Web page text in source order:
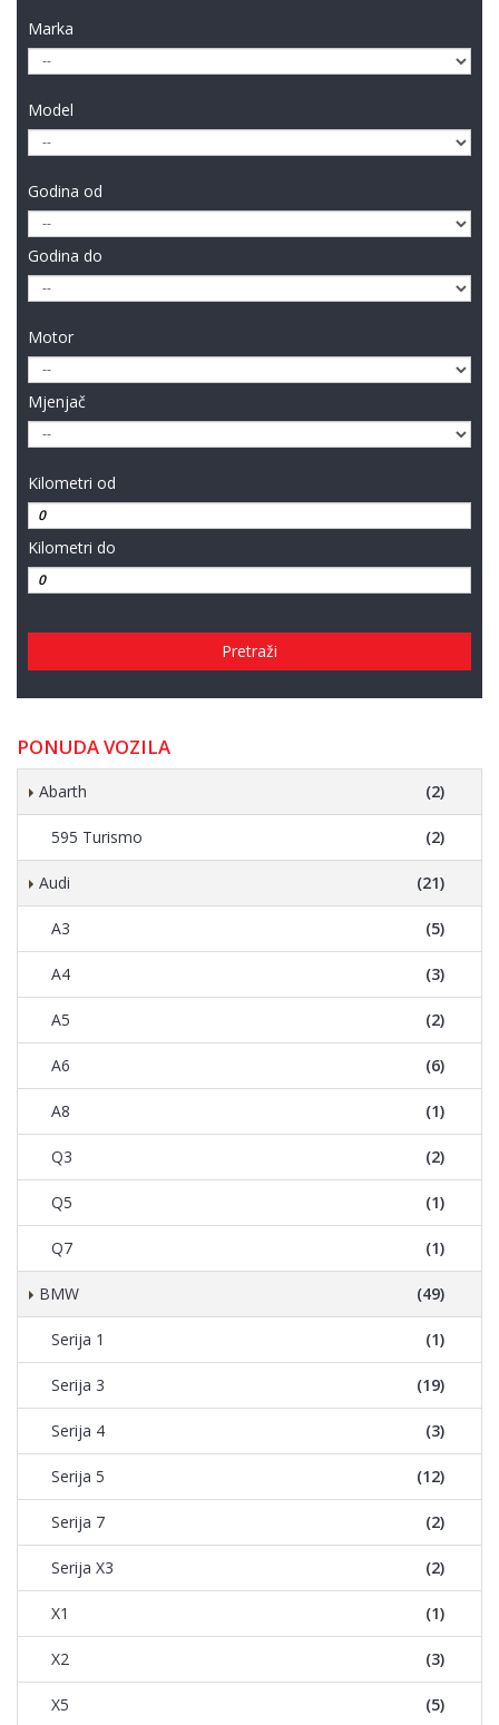
Marka
Model
Godina od
Godina do
Motor
Mjenjač
Kilometri od
Kilometri do
Pretraži
PONUDA VOZILA
Abarth (2)
595 Turismo (2)
Audi (21)
A3 (5)
A4 (3)
A5 (2)
A6 (6)
A8 (1)
Q3 (2)
Q5 (1)
Q7 (1)
BMW (49)
Serija 1 (1)
Serija 3 (19)
Serija 4 (3)
Serija 5 (12)
Serija 7 (2)
Serija X3 (2)
X1 (1)
X2 (3)
X5 (5)